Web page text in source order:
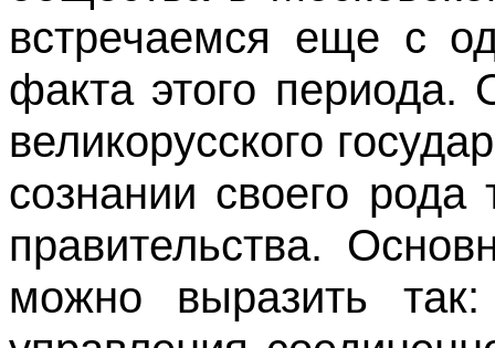
встречаемся еще с
факта этого периода.
великорусского
сознании своего рода
правительства.
можно выразить